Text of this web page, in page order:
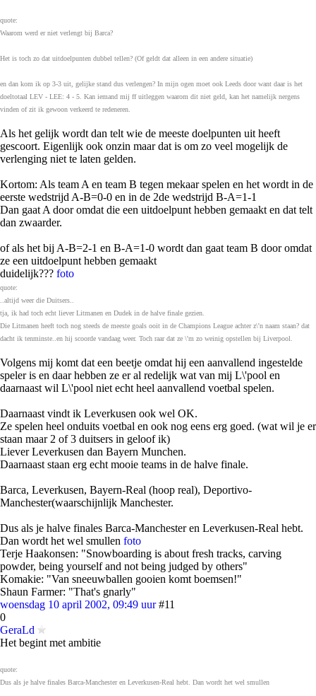
quote:
Waarom werd er niet verlengt bij Barca?
Het is toch zo dat uitdoelpunten dubbel tellen? (Of geldt dat alleen in een andere situatie)
en dan kom ik op 3-3 uit, gelijke stand dus verlengen? In mijn ogen moet ook Leeds door want daar is het
doeltotaal LEV - LEE: 4 - 5. Kan iemand mij ff uitleggen waarom dit niet geld, kan het namelijk nergens
vinden of zit ik gewoon verkeerd te redeneren.
Als het gelijk wordt dan telt wie de meeste doelpunten uit heeft
gescoort. Eigenlijk ook onzin maar dat is om zo veel mogelijk de
verlenging niet te laten gelden.
Kortom: Als team A en team B tegen mekaar spelen en het wordt in de
eerste wedstrijd A-B=0-0 en in de 2de wedstrijd B-A=1-1
Dan gaat A door omdat die een uitdoelpunt hebben gemaakt en dat telt
dan zwaarder.
of als het bij A-B=2-1 en B-A=1-0 wordt dan gaat team B door omdat
ze een uitdoelpunt hebben gemaakt
duidelijk??? foto
quote:
..altijd weer die Duitsers..
tja, ik had toch echt liever Litmanen en Dudek in de halve finale gezien.
Die Litmanen heeft toch nog steeds de meeste goals ooit in de Champions League achter z\'n naam staan? dat
dacht ik tenminste..en hij scoorde vandaag weer. Toch raar dat ze \'m zo weinig opstellen bij Liverpool.
Volgens mij komt dat een beetje omdat hij een aanvallend ingestelde
speler is en daar hebben ze er al redelijk wat van mij L\'pool en
daarnaast wil L\'pool niet echt heel aanvallend voetbal spelen.
Daarnaast vindt ik Leverkusen ook wel OK.
Ze spelen heel onduits voetbal en ook nog eens erg goed. (wat wil je er
staan maar 2 of 3 duitsers in geloof ik)
Liever Leverkusen dan Bayern Munchen.
Daarnaast staan erg echt mooie teams in de halve finale.
Barca, Leverkusen, Bayern-Real (hoop real), Deportivo-
Manchester(waarschijnlijk Manchester.
Dus als je halve finales Barca-Manchester en Leverkusen-Real hebt.
Dan wordt het wel smullen foto
Terje Haakonsen: "Snowboarding is about fresh tracks, carving
powder, being yourself and not being judged by others"
Komakie: "Van sneeuwballen gooien komt boemsen!"
Shaun Farmer: "That's gnarly"
woensdag 10 april 2002, 09:49 uur #11
0
GeraLd
Het begint met ambitie
quote:
Dus als je halve finales Barca-Manchester en Leverkusen-Real hebt. Dan wordt het wel smullen